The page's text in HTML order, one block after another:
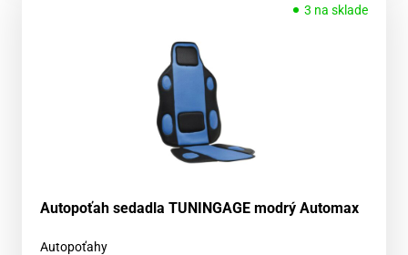
3 na sklade
Autopoťah sedadla TUNINGAGE modrý Automax
Autopoťahy